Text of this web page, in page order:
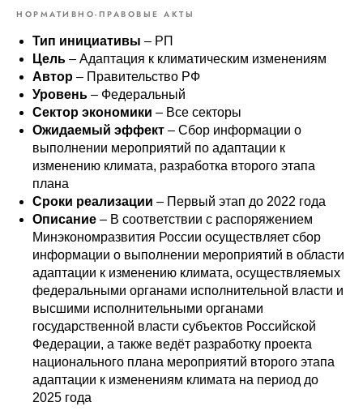
НОРМАТИВНО-ПРАВОВЫЕ АКТЫ
Тип инициативы – РП
Цель – Адаптация к климатическим изменениям
Автор – Правительство РФ
Уровень – Федеральный
Сектор экономики – Все секторы
Ожидаемый эффект – Сбор информации о
выполнении мероприятий по адаптации к
изменению климата, разработка второго этапа
плана
Сроки реализации – Первый этап до 2022 года
Описание – В соответствии с распоряжением
Минэкономразвития России осуществляет сбор
информации о выполнении мероприятий в области
адаптации к изменению климата, осуществляемых
федеральными органами исполнительной власти и
высшими исполнительными органами
государственной власти субъектов Российской
Федерации, а также ведёт разработку проекта
национального плана мероприятий второго этапа
адаптации к изменениям климата на период до
2025 года